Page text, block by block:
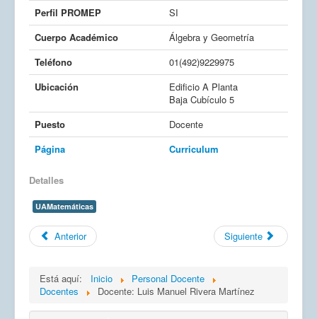
Perfil PROMEP
SI
Cuerpo Académico
Álgebra y Geometría
Teléfono
01(492)9229975
Ubicación
Edificio A Planta
Baja Cubículo 5
Puesto
Docente
Página
Curriculum
Detalles
UAMatemáticas
Anterior Siguiente
Está aquí: Inicio
Personal Docente
Docentes
Docente: Luis Manuel Rivera Martínez